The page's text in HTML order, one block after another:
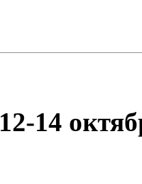
12-14